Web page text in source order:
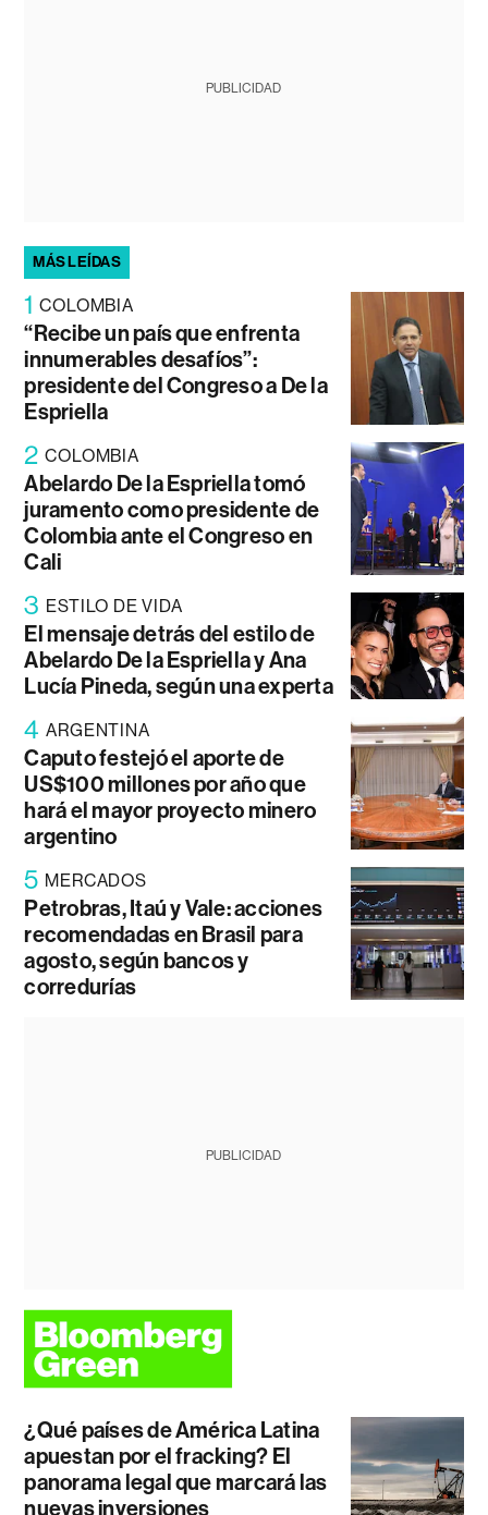
PUBLICIDAD
MÁS LEÍDAS
1 COLOMBIA
“Recibe un país que enfrenta
innumerables desafíos”:
presidente del Congreso a De la
Espriella
2 COLOMBIA
Abelardo De la Espriella tomó
juramento como presidente de
Colombia ante el Congreso en
Cali
3 ESTILO DE VIDA
El mensaje detrás del estilo de
Abelardo De la Espriella y Ana
Lucía Pineda, según una experta
4 ARGENTINA
Caputo festejó el aporte de
US$100 millones por año que
hará el mayor proyecto minero
argentino
5 MERCADOS
Petrobras, Itaú y Vale: acciones
recomendadas en Brasil para
agosto, según bancos y
corredurías
PUBLICIDAD
¿Qué países de América Latina
apuestan por el fracking? El
panorama legal que marcará las
nuevas inversiones